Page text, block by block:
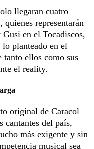
llegaran cuatro
quienes representarán
en el Tocadiscos,
planteado en el
tanto ellos como sus
el reality.
original de Caracol
cantantes del país,
más exigente y sin
musical sea